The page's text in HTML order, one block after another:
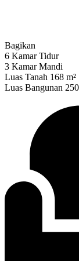
Bagikan
6 Kamar Tidur
3 Kamar Mandi
Luas Tanah 168 m²
Luas Bangunan